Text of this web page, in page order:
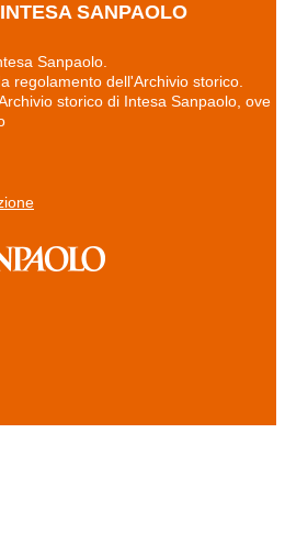
SANPAOLO
Sanpaolo.
regolamento dell'Archivio storico.
storico di Intesa Sanpaolo, ove